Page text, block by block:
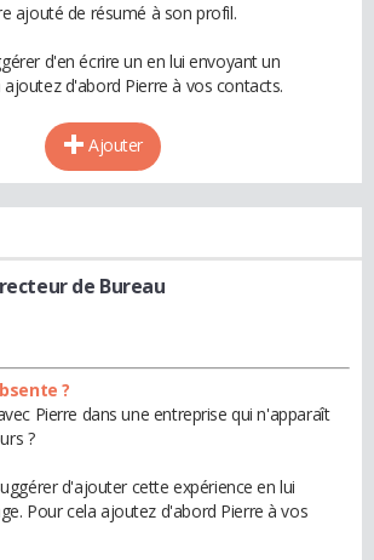
ajouté de résumé à son profil.
d'en écrire un en lui envoyant un
d'abord Pierre à vos contacts.
Ajouter
de Bureau
?
Pierre dans une entreprise qui n'apparaît
?
d'ajouter cette expérience en lui
Pour cela ajoutez d'abord Pierre à vos